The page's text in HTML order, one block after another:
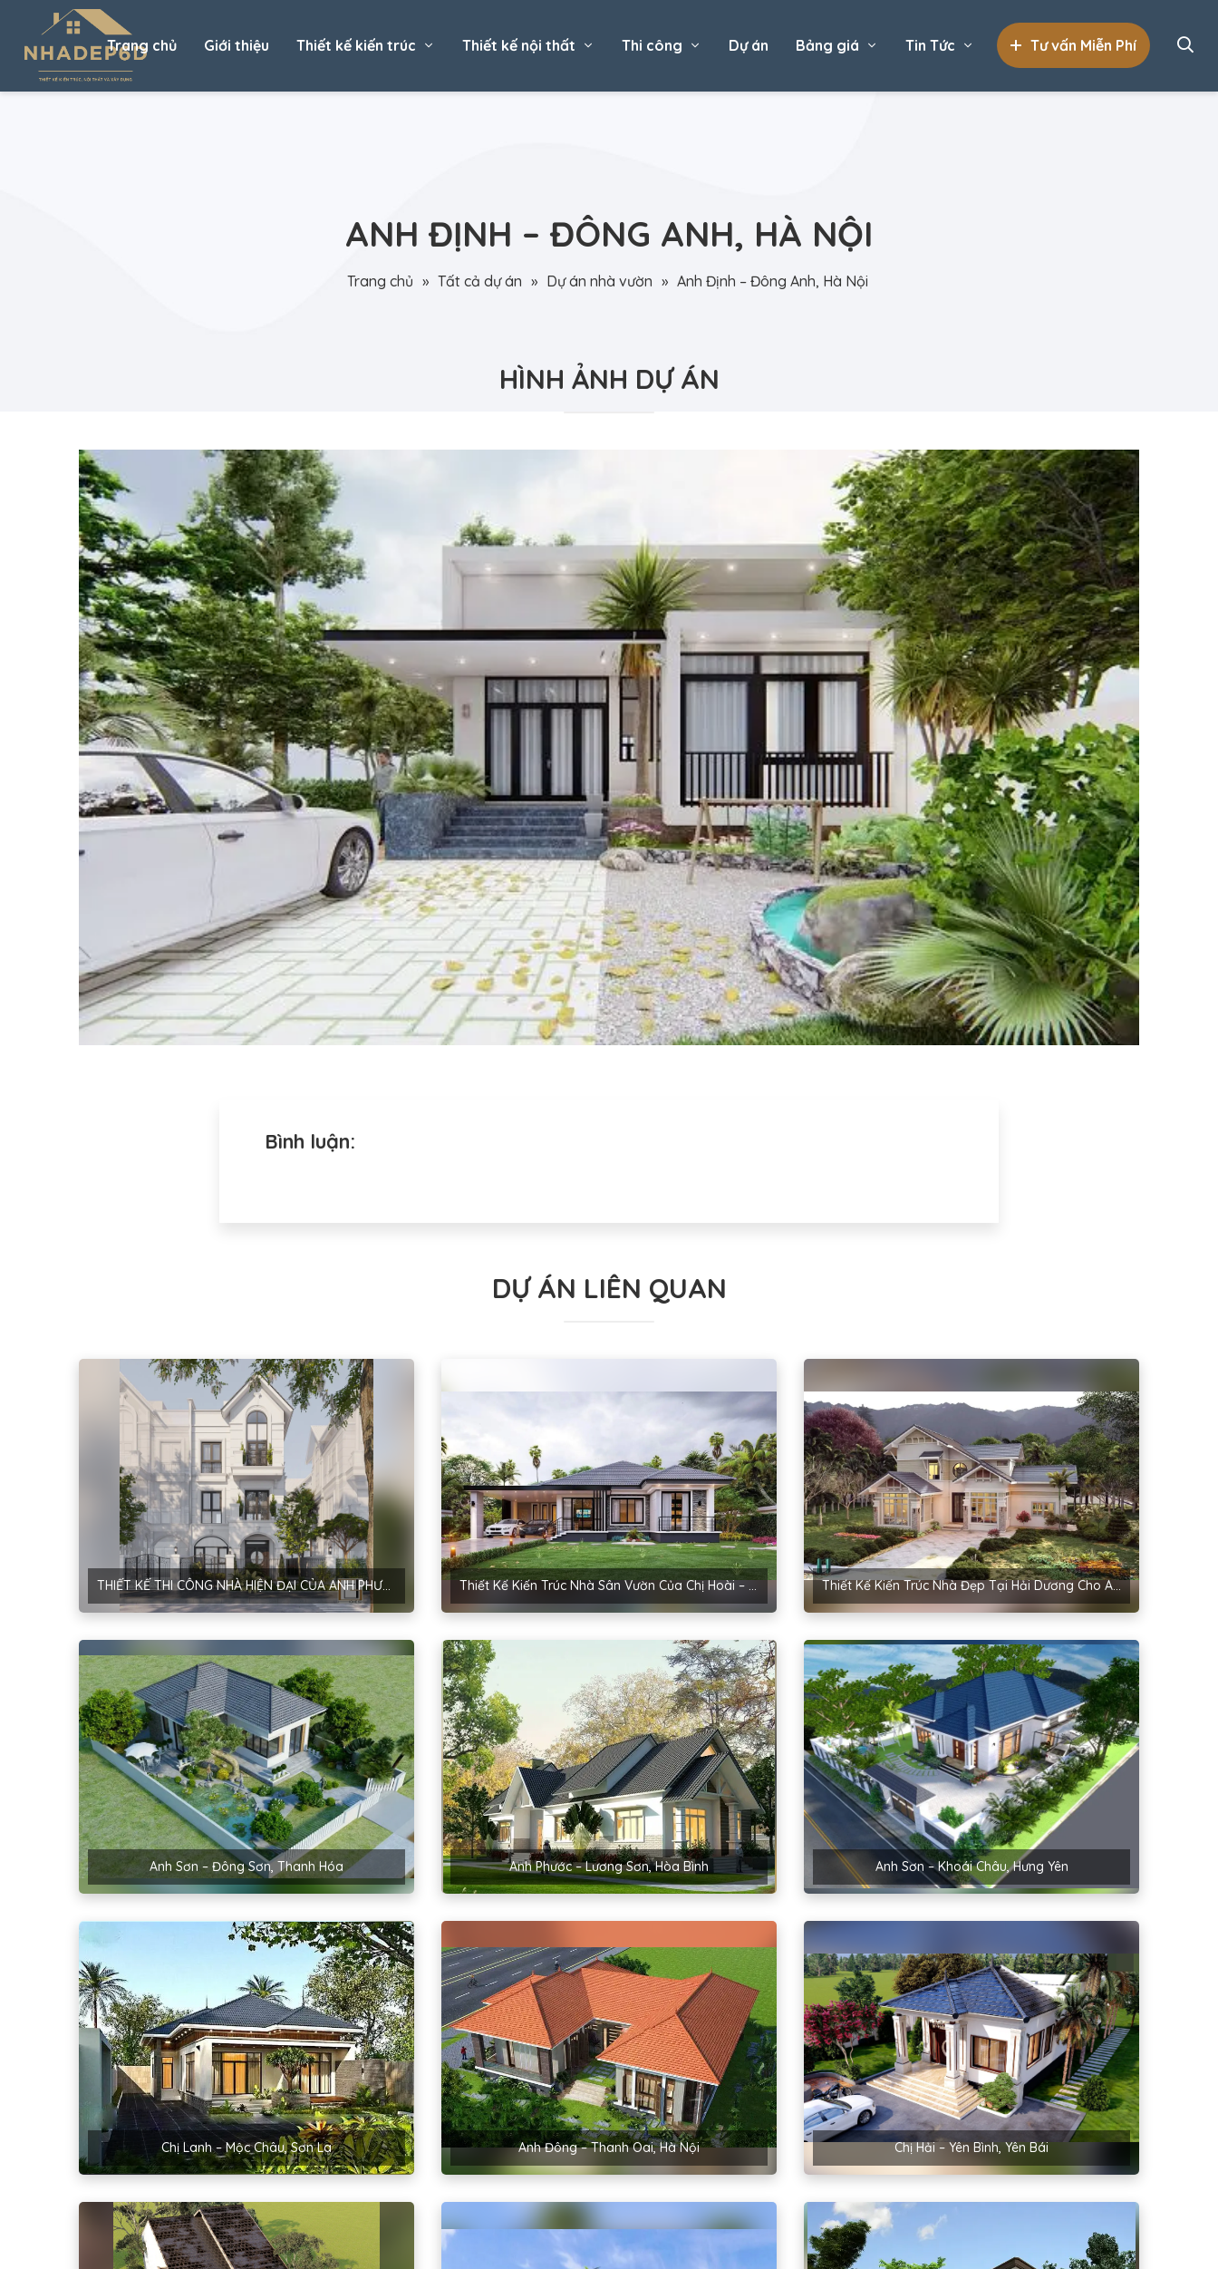
Trang chủ Giới thiệu Thiết kế kiến trúc Thiết kế nội thất Thi công Dự án Bảng giá Tin Tức Tư vấn Miễn Phí
ANH ĐỊNH – ĐÔNG ANH, HÀ NỘI
Trang chủ » Tất cả dự án » Dự án nhà vườn » Anh Định – Đông Anh, Hà Nội
HÌNH ẢNH DỰ ÁN
Bình luận:
DỰ ÁN LIÊN QUAN
THIẾT KẾ THI CÔNG NHÀ HIỆN ĐẠI CỦA ANH PHƯƠNG TẠI HÀ NỘI Thiết Kế Kiến Trúc Nhà Sân Vườn Của Chị Hoài – Thanh Miện, Hải Dương Thiết Kế Kiến Trúc Nhà Đẹp Tại Hải Dương Cho Anh Hậu – Cẩm Bình
Anh Sơn – Đông Sơn, Thanh Hóa Anh Phước – Lương Sơn, Hòa Bình Anh Sơn – Khoái Châu, Hưng Yên
Chị Lanh – Mộc Châu, Sơn La Anh Đông – Thanh Oai, Hà Nội Chị Hải – Yên Bình, Yên Bái